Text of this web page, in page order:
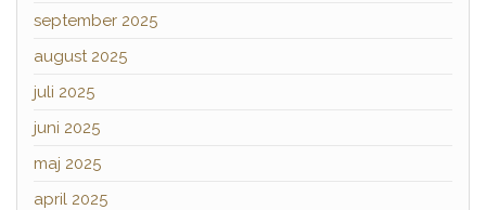
september 2025
august 2025
juli 2025
juni 2025
maj 2025
april 2025